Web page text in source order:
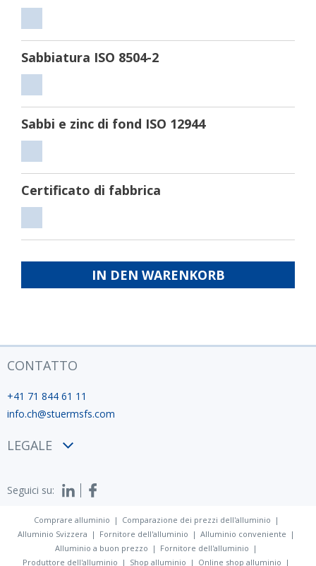
Sabbiatura ISO 8504-2
ISO
8504-
Sabbi e zinc di fond ISO 12944
e
zinc
fond
Certificato di fabbrica
di
fabbrica
IN DEN WARENKORB
CONTATTO
+41 71 844 61 11
info.ch@stuermsfs.com
LEGALE
Privacy policy
Seguici su:
Comprare alluminio
Comparazione dei prezzi dell'alluminio
Alluminio Svizzera
Fornitore dell'alluminio
Alluminio conveniente
Alluminio a buon prezzo
Fornitore dell'alluminio
Produttore dell'alluminio
Shop alluminio Online shop alluminio